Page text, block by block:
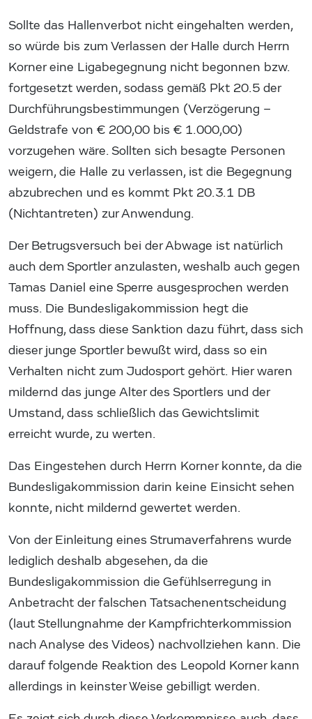
Sollte das Hallenverbot nicht eingehalten werden,
so würde bis zum Verlassen der Halle durch Herrn
Korner eine Ligabegegnung nicht begonnen bzw.
fortgesetzt werden, sodass gemäß Pkt 20.5 der
Durchführungsbestimmungen (Verzögerung –
Geldstrafe von € 200,00 bis € 1.000,00)
vorzugehen wäre. Sollten sich besagte Personen
weigern, die Halle zu verlassen, ist die Begegnung
abzubrechen und es kommt Pkt 20.3.1 DB
(Nichtantreten) zur Anwendung.
Der Betrugsversuch bei der Abwage ist natürlich
auch dem Sportler anzulasten, weshalb auch gegen
Tamas Daniel eine Sperre ausgesprochen werden
muss. Die Bundesligakommission hegt die
Hoffnung, dass diese Sanktion dazu führt, dass sich
dieser junge Sportler bewußt wird, dass so ein
Verhalten nicht zum Judosport gehört. Hier waren
mildernd das junge Alter des Sportlers und der
Umstand, dass schließlich das Gewichtslimit
erreicht wurde, zu werten.
Das Eingestehen durch Herrn Korner konnte, da die
Bundesligakommission darin keine Einsicht sehen
konnte, nicht mildernd gewertet werden.
Von der Einleitung eines Strumaverfahrens wurde
lediglich deshalb abgesehen, da die
Bundesligakommission die Gefühlserregung in
Anbetracht der falschen Tatsachenentscheidung
(laut Stellungnahme der Kampfrichterkommission
nach Analyse des Videos) nachvollziehen kann. Die
darauf folgende Reaktion des Leopold Korner kann
allerdings in keinster Weise gebilligt werden.